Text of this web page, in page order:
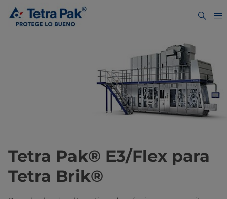
Tetra Pak® E3/Flex para
Tetra Brik®